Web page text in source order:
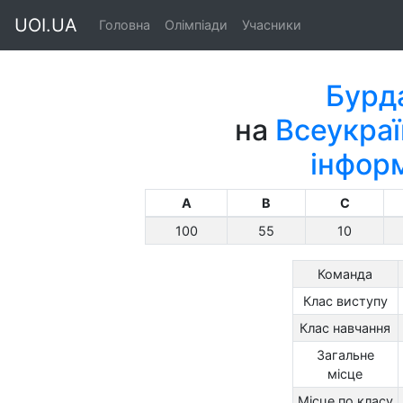
UOI.UA Головна Олімпіади Учасники
на
A B
C
100
55 10
Команда
Клас виступу
Клас навчання
Загальне
місце